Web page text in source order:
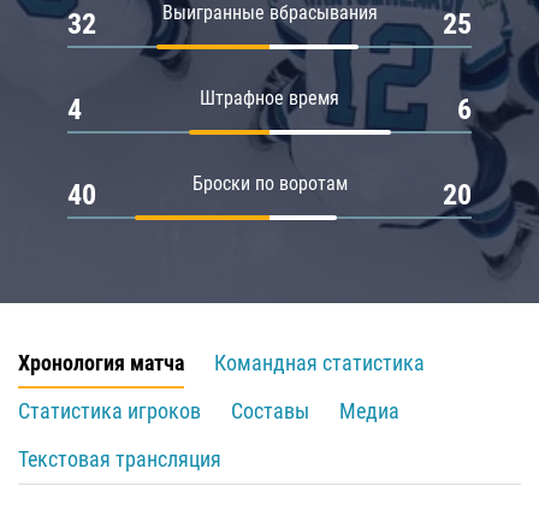
Выигранные вбрасывания
32 25
Штрафное время
4 6
Броски по воротам
40 20
Хронология матча
Командная статистика
Статистика игроков
Составы
Медиа
Текстовая трансляция